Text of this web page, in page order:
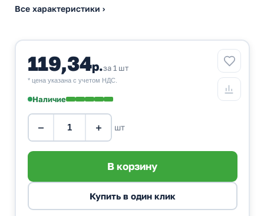
Все характеристики ›
119,34р.за 1 шт
* цена указана с учетом НДС.
Наличие
− + шт